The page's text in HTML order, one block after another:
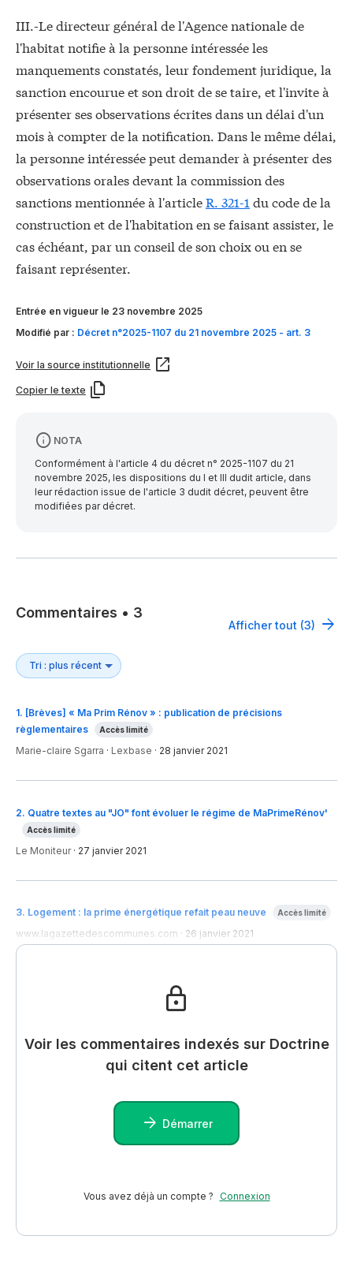
III.-Le directeur général de l'Agence nationale de
l'habitat notifie à la personne intéressée les
manquements constatés, leur fondement juridique, la
sanction encourue et son droit de se taire, et l'invite à
présenter ses observations écrites dans un délai d'un
mois à compter de la notification. Dans le même délai,
la personne intéressée peut demander à présenter des
observations orales devant la commission des
sanctions mentionnée à l'articleR. 321-1 du code de la
construction et de l'habitation en se faisant assister, le
cas échéant, par un conseil de son choix ou en se
faisant représenter.
Entrée en vigueur le 23 novembre 2025
Modifié par : Décret n°2025-1107 du 21 novembre 2025 - art. 3
Voir la source institutionnelle
Copier le texte
NOTA
Conformément à l'article 4 du décret n° 2025-1107 du 21
novembre 2025, les dispositions du I et III dudit article, dans
leur rédaction issue de l'article 3 dudit décret, peuvent être
modifiées par décret.
Commentaires • 3
Afficher tout (3)
1. [Brèves] « Ma Prim Rénov » : publication de précisions
règlementaires
Accès limité
Marie-claire Sgarra · Lexbase · 28 janvier 2021
2. Quatre textes au "JO" font évoluer le régime de MaPrimeRénov'
Accès limité
Le Moniteur· 27 janvier 2021
3. Logement : la prime énergétique refait peau neuve Accès limité
www.lagazettedescommunes.com · 26 janvier 2021
Voir les commentaires indexés sur Doctrine
qui citent cet article
Démarrer
Vous avez déjà un compte ? Connexion